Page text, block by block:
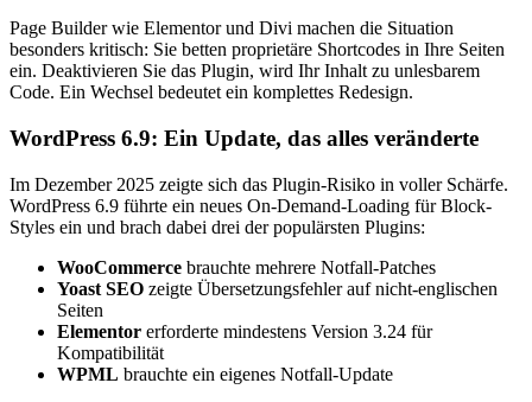
Page Builder wie Elementor und Divi machen die Situation
besonders kritisch: Sie betten proprietäre Shortcodes in Ihre Seiten
ein. Deaktivieren Sie das Plugin, wird Ihr Inhalt zu unlesbarem
Code. Ein Wechsel bedeutet ein komplettes Redesign.
WordPress 6.9: Ein Update, das alles veränderte
Im Dezember 2025 zeigte sich das Plugin-Risiko in voller Schärfe.
WordPress 6.9 führte ein neues On-Demand-Loading für Block-
Styles ein und brach dabei drei der populärsten Plugins:
WooCommerce brauchte mehrere Notfall-Patches
Yoast SEO zeigte Übersetzungsfehler auf nicht-englischen
Seiten
Elementor erforderte mindestens Version 3.24 für
Kompatibilität
WPML brauchte ein eigenes Notfall-Update